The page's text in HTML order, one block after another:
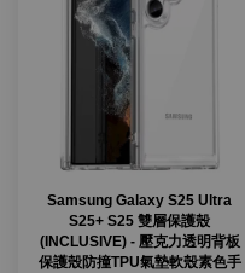
Samsung Galaxy S25 Ultra
S25+ S25 雙層保護殼
(INCLUSIVE) - 壓克力透明背板
保護殼防撞TPU氣墊軟殼素色手